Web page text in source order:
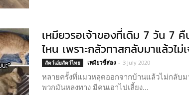
เหมียวรอเจ้าของที่เดิม 7 วัน 7 คื
ไหน เพราะกลัวทาสกลับมาแล้วไม่
สัตว์เอ๋ยสัตว์ไทย เหมียวขี้ส่อง - 3 July 2020
หลายครั้งที่แมวหลุดออกจากบ้านแล้วไม่กลับม
พวกมันหลงทาง มีคนเอาไปเลี้ยง...